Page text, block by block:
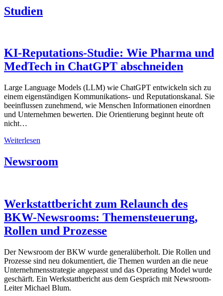
Studien
KI-Reputations-Studie: Wie Pharma und
MedTech in ChatGPT abschneiden
Large Language Models (LLM) wie ChatGPT entwickeln sich zu
einem eigenständigen Kommunikations- und Reputationskanal. Sie
beeinflussen zunehmend, wie Menschen Informationen einordnen
und Unternehmen bewerten. Die Orientierung beginnt heute oft
nicht…
Weiterlesen
Wie
in
ChatGPT
abschneiden
Newsroom
Werkstattbericht zum Relaunch des
BKW-Newsrooms: Themensteuerung,
Rollen und Prozesse
Der Newsroom der BKW wurde generalüberholt. Die Rollen und
Prozesse sind neu dokumentiert, die Themen wurden an die neue
Unternehmensstrategie angepasst und das Operating Model wurde
geschärft. Ein Werkstattbericht aus dem Gespräch mit Newsroom-
Leiter Michael Blum.